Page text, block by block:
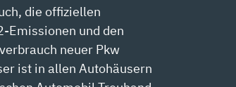
die offiziellen
Emissionen und den
neuer Pkw
ist in allen Autohäusern